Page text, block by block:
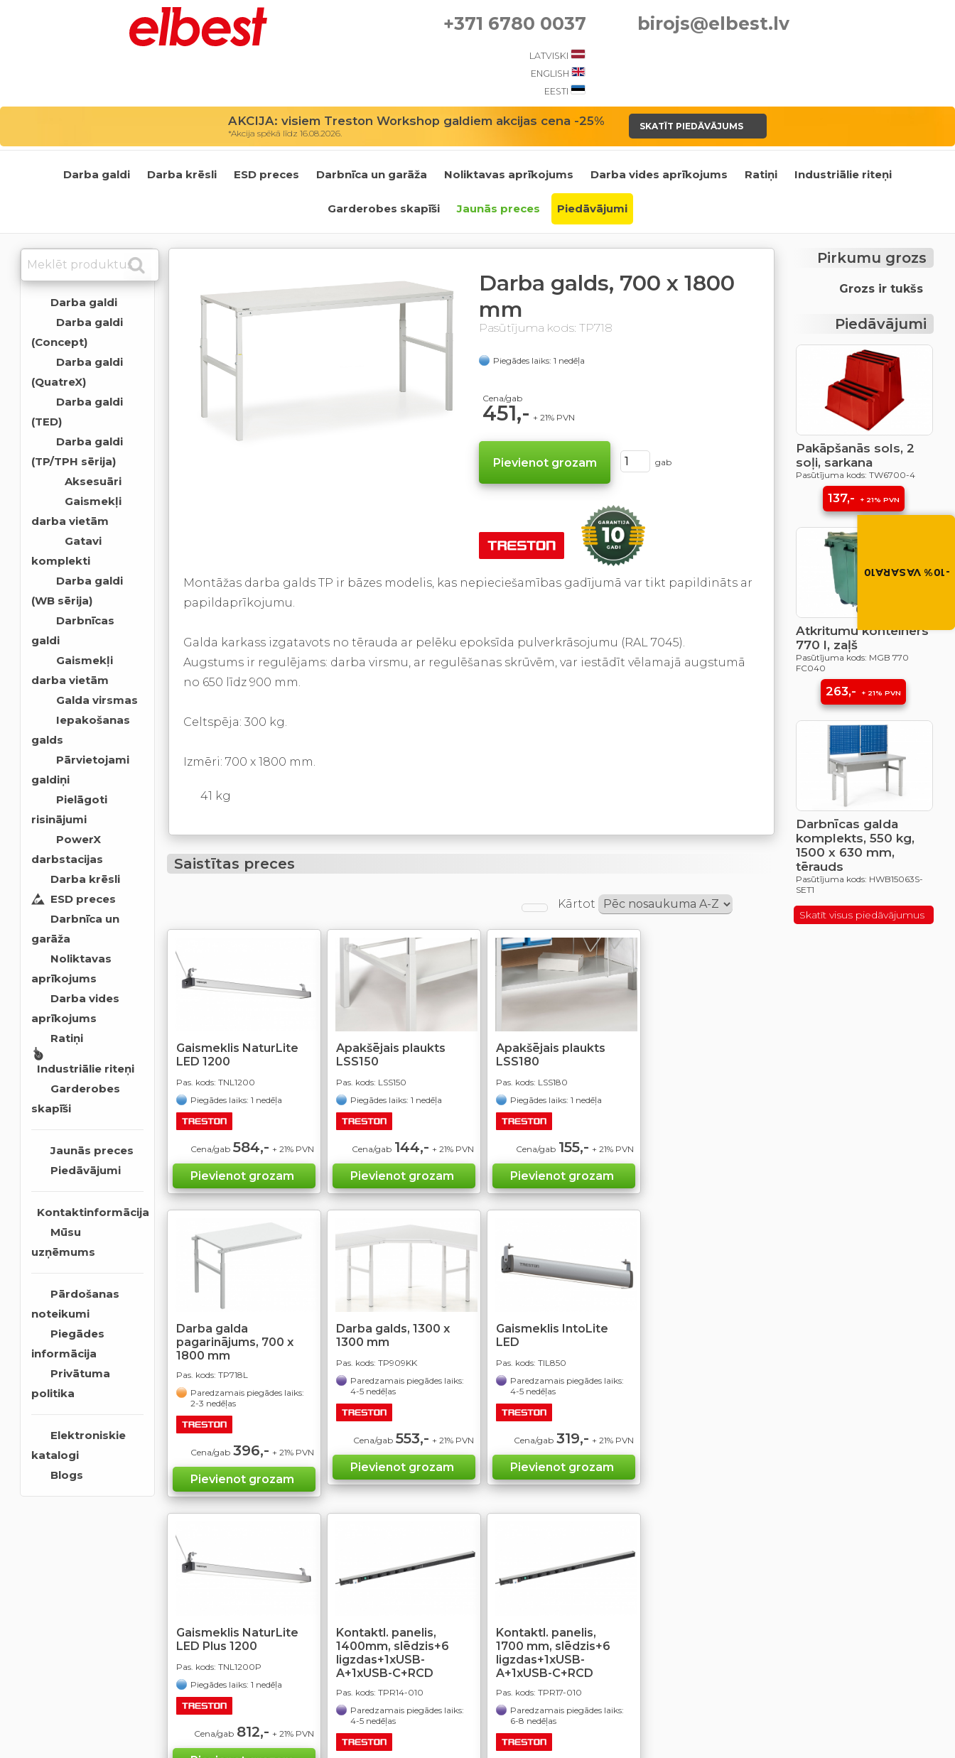
Vasara nāk ar
-10% atlaide visiem
Izmanto atlaides
-10% VASARA10
+371 6780 0037 birojs@elbest.lv
LATVISKI
ENGLISH
EESTI
AKCIJA: visiem Treston Workshop galdiem akcijas cena -25%
*Akcija spēkā līdz 16.08.2026.
SKATĪT PIEDĀVĀJUMS
Darba galdi Darba krēsli ESD preces Darbnīca un garāža Noliktavas aprīkojums Darba vides aprīkojums Ratiņi Industriālie riteņi
Garderobes skapīši Jaunās preces Piedāvājumi
Darba galdi
Darba galdi
(Concept)
Darba galdi
(QuatreX)
Darba galdi
(TED)
Darba galdi
(TP/TPH sērija)
Aksesuāri
Gaismekļi
darba vietām
Gatavi
komplekti
Darba galdi
(WB sērija)
Darbnīcas
galdi
Gaismekļi
darba vietām
Galda virsmas
Iepakošanas
galds
Pārvietojami
galdiņi
Pielāgoti
risinājumi
PowerX
darbstacijas
Darba krēsli
ESD preces
Darbnīca un
garāža
Noliktavas
aprīkojums
Darba vides
aprīkojums
Ratiņi
Industriālie riteņi
Garderobes
skapīši
Jaunās preces
Piedāvājumi
Kontaktinformācija
Mūsu
uzņēmums
Pārdošanas
noteikumi
Piegādes
informācija
Privātuma
politika
Elektroniskie
katalogi
Blogs
Darba galds, 700 x 1800
mm
Pasūtījuma kods: TP718
Piegādes laiks: 1 nedēļa
Cena/gab
451,- + 21% PVN
gab
Montāžas darba galds TP ir bāzes modelis, kas nepieciešamības gadījumā var tikt papildināts ar
papildaprīkojumu.
Galda karkass izgatavots no tērauda ar pelēku epoksīda pulverkrāsojumu (RAL 7045).
Augstums ir regulējams: darba virsmu, ar regulēšanas skrūvēm, var iestādīt vēlamajā augstumā
no 650 līdz­ 900 mm.
Celtspēja: 300 kg.
Izmēri: 700 x 1800 mm.
41 kg
Saistītas preces
Kārtot
Gaismeklis NaturLite
LED 1200
Pas. kods: TNL1200
Piegādes laiks: 1 nedēļa
Cena/gab 584,- + 21% PVN
Apakšējais plaukts
LSS150
Pas. kods: LSS150
Piegādes laiks: 1 nedēļa
Cena/gab 144,- + 21% PVN
Apakšējais plaukts
LSS180
Pas. kods: LSS180
Piegādes laiks: 1 nedēļa
Cena/gab 155,- + 21% PVN
Darba galda
pagarinājums, 700 x
1800 mm
Pas. kods: TP718L
Paredzamais piegādes laiks:
2-3 nedēļas
Cena/gab 396,- + 21% PVN
Darba galds, 1300 x
1300 mm
Pas. kods: TP909KK
Paredzamais piegādes laiks:
4-5 nedēļas
Cena/gab 553,- + 21% PVN
Gaismeklis IntoLite
LED
Pas. kods: TIL850
Paredzamais piegādes laiks:
4-5 nedēļas
Cena/gab 319,- + 21% PVN
Gaismeklis NaturLite
LED Plus 1200
Pas. kods: TNL1200P
Piegādes laiks: 1 nedēļa
Cena/gab 812,- + 21% PVN
Kontaktl. panelis,
1400mm, slēdzis+6
ligzdas+1xUSB-
A+1xUSB-C+RCD
Pas. kods: TPR14-010
Paredzamais piegādes laiks:
4-5 nedēļas
Kontaktl. panelis,
1700 mm, slēdzis+6
ligzdas+1xUSB-
A+1xUSB-C+RCD
Pas. kods: TPR17-010
Paredzamais piegādes laiks:
6-8 nedēļas
Pirkumu grozs
Grozs ir tukšs
Piedāvājumi
Pakāpšanās sols, 2
soļi, sarkana
Pasūtījuma kods: TW6700-4
137,- + 21% PVN
Atkritumu konteiners
770 l, zaļš
Pasūtījuma kods: MGB 770
FC040
263,- + 21% PVN
Darbnīcas galda
komplekts, 550 kg,
1500 x 630 mm,
tērauds
Pasūtījuma kods: HWB15063S-
SET1
Skatīt visus piedāvājumus